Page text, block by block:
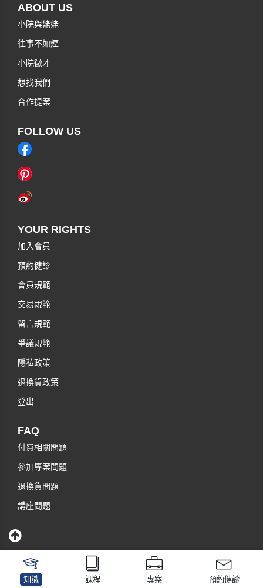
ABOUT US
小院與姥姥
往事不如煙
小院徵才
想找我們
合作提案
FOLLOW US
YOUR RIGHTS
加入會員
預約健診
會員規範
交易規範
留言規範
爭議規範
隱私政策
退換貨政策
登出
FAQ
付費相關問題
參加專案問題
退換貨問題
講座問題
知識 課程 專案 預約健診